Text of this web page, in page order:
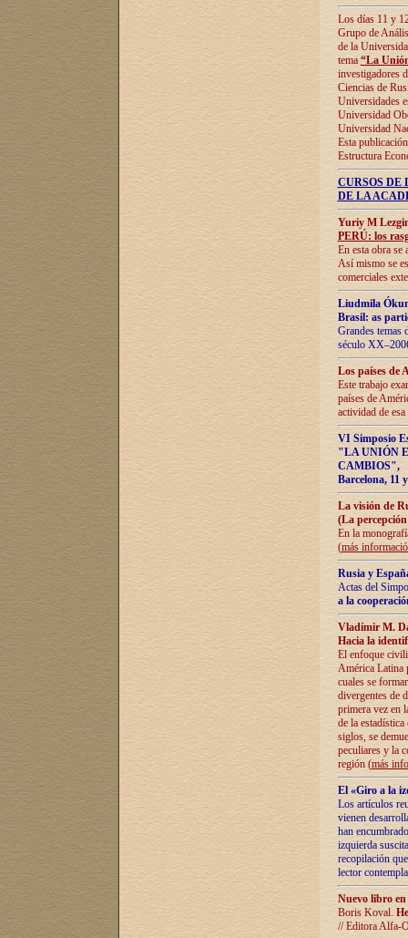
Los días 11 y
Grupo de
de la
tema “La
investigadores
Ciencias de
Universidades
Universidad
Universidad
Esta
Estructura
CURSOS
DE LA
Yuriy M
PERÚ: los
En esta obra se
Así mismo se
comerciales
Liudmila
Brasil: as
Grandes temas
século
Los países de
Este trabajo
países de
actividad de
VI Simposio
"LA UNIÓN
CAMBIOS",
Barcelona, 11
La visión de
(La
En la
(más
Rusia y
Actas del
a la
Vladímir M.
Hacia la
El enfoque
América Latina
cuales se
divergentes de
primera vez en
de la
siglos, se
peculiares y la
región (más
El «Giro a la
Los artículos
vienen
han
izquierda
recopilación
lector
Nuevo libro
Boris Koval.
// Editora Alfa-